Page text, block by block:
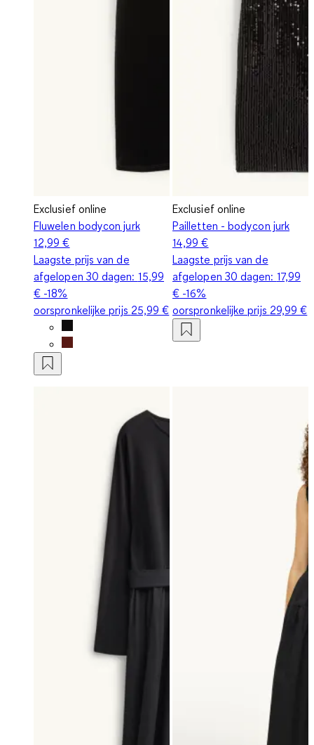
Exclusief online
Fluwelen bodycon jurk
12,99 €
Laagste prijs van de
afgelopen 30 dagen: 15,99
€ -18%
oorspronkelijke prijs 25,99 €
Exclusief online
Pailletten - bodycon jurk
14,99 €
Laagste prijs van de
afgelopen 30 dagen: 17,99
€ -16%
oorspronkelijke prijs 29,99 €